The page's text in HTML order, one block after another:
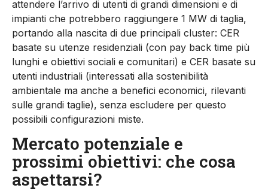
attendere l’arrivo di utenti di grandi dimensioni e di
impianti che potrebbero raggiungere 1 MW di taglia,
portando alla nascita di due principali cluster: CER
basate su utenze residenziali (con pay back time più
lunghi e obiettivi sociali e comunitari) e CER basate su
utenti industriali (interessati alla sostenibilità
ambientale ma anche a benefici economici, rilevanti
sulle grandi taglie), senza escludere per questo
possibili configurazioni miste.
Mercato potenziale e
prossimi obiettivi: che cosa
aspettarsi?